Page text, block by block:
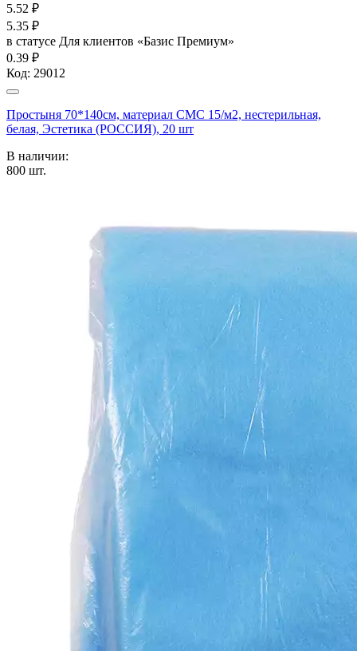
5.52 ₽
5.35 ₽
в статусе Для клиентов «Базис Премиум»
0.39 ₽
Код: 29012
Простыня 70*140см, материал СМС 15/м2, нестерильная,
белая, Эстетика (РОССИЯ), 20 шт
В наличии:
800 шт.